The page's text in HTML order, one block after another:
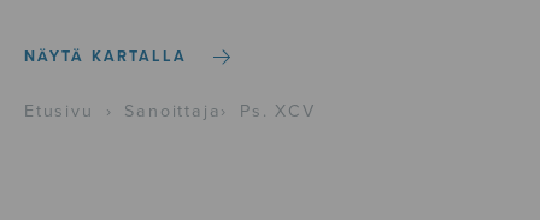
NÄYTÄ KARTALLA
Etusivu › Sanoittaja › Ps. XCV